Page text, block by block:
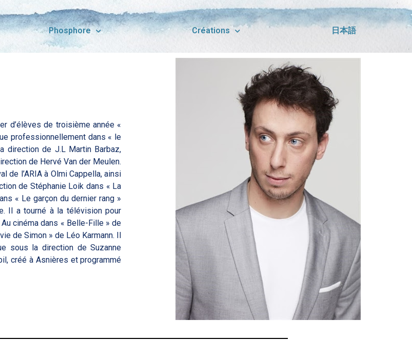
Phosphore Créations 日本語
d’élèves de troisième année «
professionnellement dans « le
direction de J.L Martin Barbaz,
de Hervé Van der Meulen.
de l’ARIA à Olmi Cappella, ainsi
de Stéphanie Loik dans « La
« Le garçon du dernier rang »
Il a tourné à la télévision pour
cinéma dans « Belle-Fille » de
de Simon » de Léo Karmann. Il
sous la direction de Suzanne
créé à Asnières et programmé